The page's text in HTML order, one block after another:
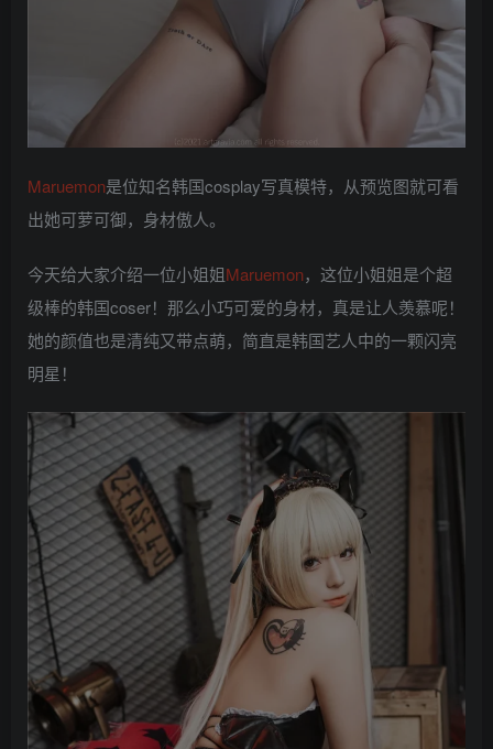
Maruemon是位知名韩国cosplay写真模特，从预览图就可看
出她可萝可御，身材傲人。
今天给大家介绍一位小姐姐Maruemon，这位小姐姐是个超
级棒的韩国coser！那么小巧可爱的身材，真是让人羡慕呢！
她的颜值也是清纯又带点萌，简直是韩国艺人中的一颗闪亮
明星！